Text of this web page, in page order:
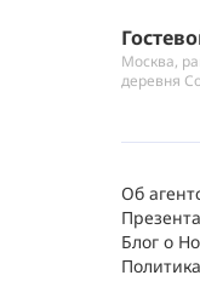
Москва,
деревня
Об
Блог о